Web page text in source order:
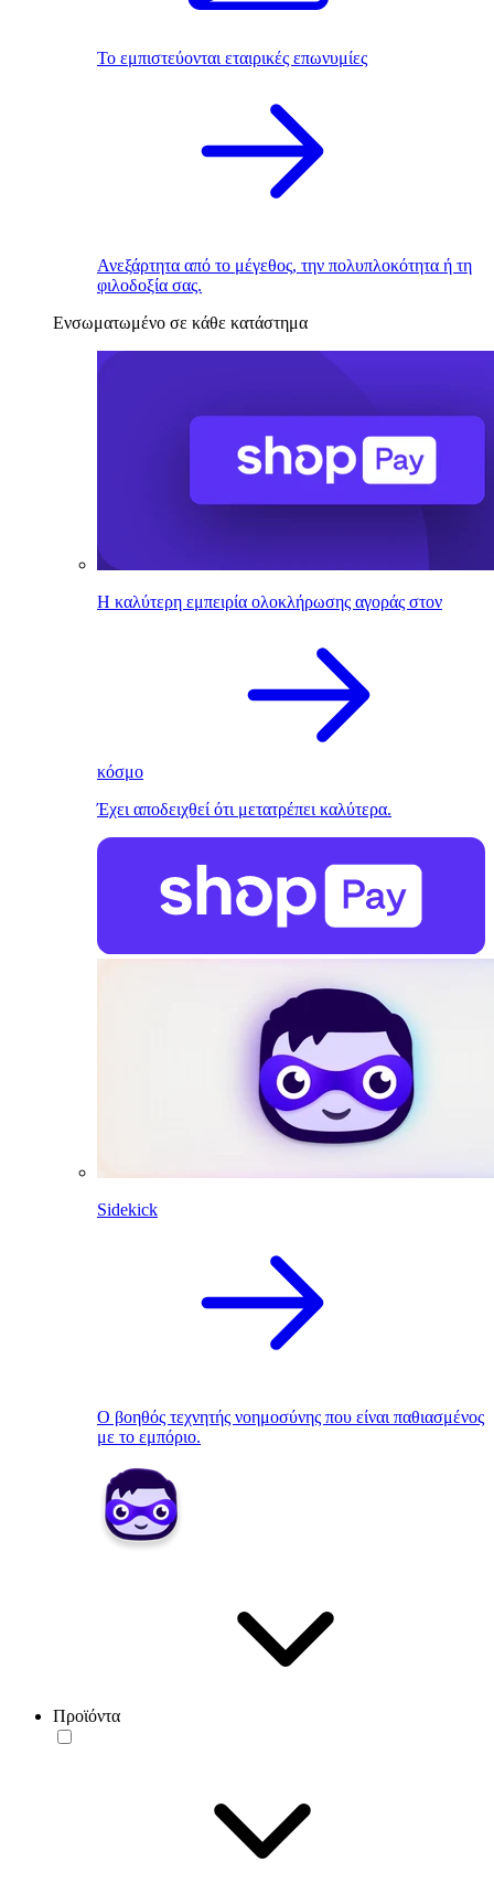
Το εμπιστεύονται εταιρικές επωνυμίες
Ανεξάρτητα από το μέγεθος, την πολυπλοκότητα ή τη
φιλοδοξία σας.
Ενσωματωμένο σε κάθε κατάστημα
Η καλύτερη εμπειρία ολοκλήρωσης αγοράς στον
κόσμο
Έχει αποδειχθεί ότι μετατρέπει καλύτερα.
Sidekick
Ο βοηθός τεχνητής νοημοσύνης που είναι παθιασμένος
με το εμπόριο.
Προϊόντα